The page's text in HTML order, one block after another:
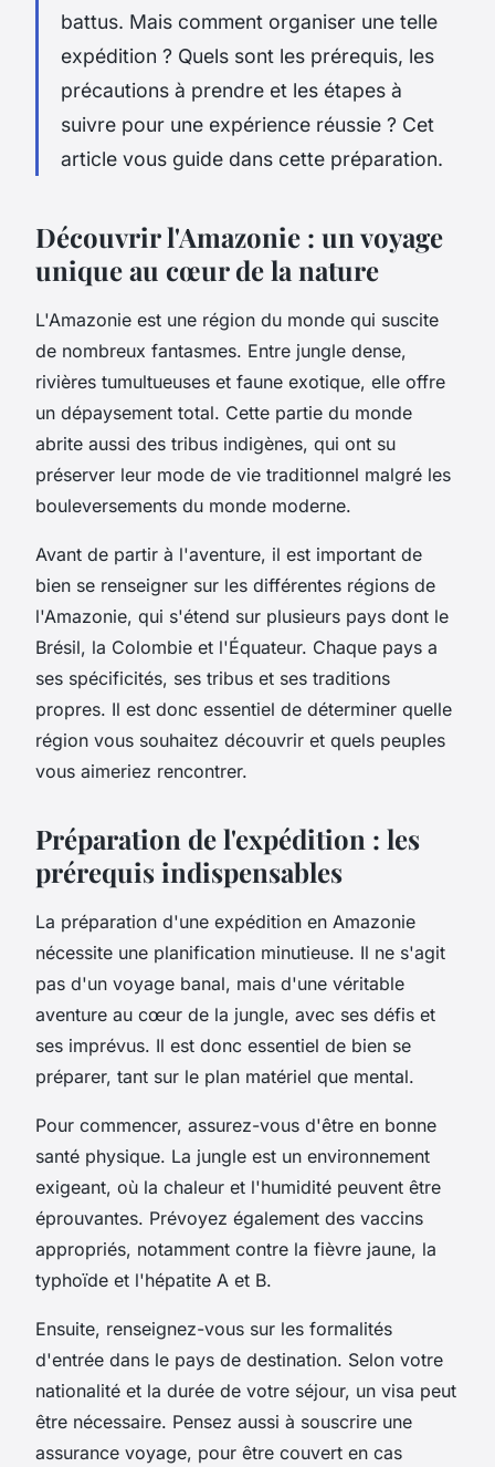
battus. Mais comment organiser une telle
expédition ? Quels sont les prérequis, les
précautions à prendre et les étapes à
suivre pour une expérience réussie ? Cet
article vous guide dans cette préparation.
Découvrir l'Amazonie : un voyage
unique au cœur de la nature
L'Amazonie est une région du monde qui suscite
de nombreux fantasmes. Entre jungle dense,
rivières tumultueuses et faune exotique, elle offre
un dépaysement total. Cette partie du monde
abrite aussi des tribus indigènes, qui ont su
préserver leur mode de vie traditionnel malgré les
bouleversements du monde moderne.
Avant de partir à l'aventure, il est important de
bien se renseigner sur les différentes régions de
l'Amazonie, qui s'étend sur plusieurs pays dont le
Brésil, la Colombie et l'Équateur. Chaque pays a
ses spécificités, ses tribus et ses traditions
propres. Il est donc essentiel de déterminer quelle
région vous souhaitez découvrir et quels peuples
vous aimeriez rencontrer.
Préparation de l'expédition : les
prérequis indispensables
La préparation d'une expédition en Amazonie
nécessite une planification minutieuse. Il ne s'agit
pas d'un voyage banal, mais d'une véritable
aventure au cœur de la jungle, avec ses défis et
ses imprévus. Il est donc essentiel de bien se
préparer, tant sur le plan matériel que mental.
Pour commencer, assurez-vous d'être en bonne
santé physique. La jungle est un environnement
exigeant, où la chaleur et l'humidité peuvent être
éprouvantes. Prévoyez également des vaccins
appropriés, notamment contre la fièvre jaune, la
typhoïde et l'hépatite A et B.
Ensuite, renseignez-vous sur les formalités
d'entrée dans le pays de destination. Selon votre
nationalité et la durée de votre séjour, un visa peut
être nécessaire. Pensez aussi à souscrire une
assurance voyage, pour être couvert en cas